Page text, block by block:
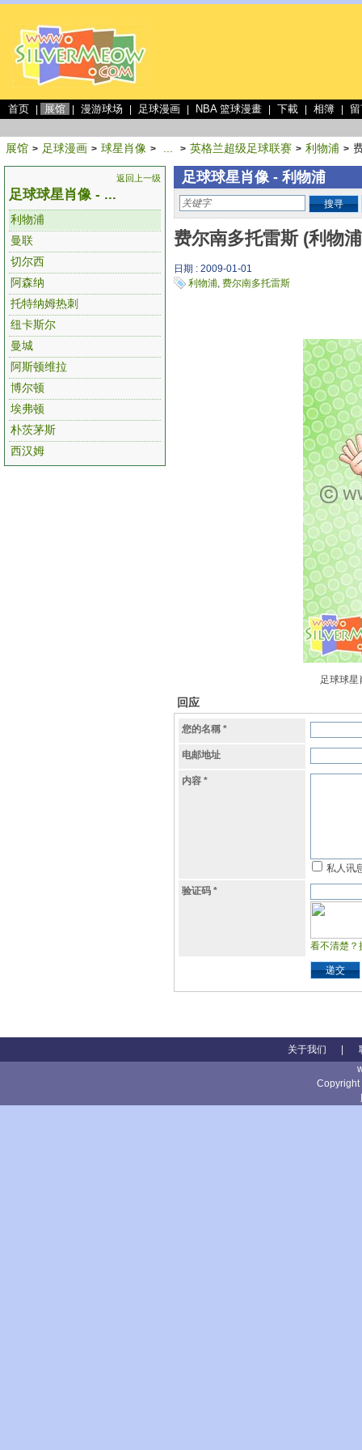
首页 展馆 漫游球场 足球漫画 NBA 篮球漫畫 下載 相簿
展馆 > 足球漫画 > 球星肖像 > > 英格兰超级足球联赛 > 利物浦 >
返回上一级
足球球星肖像 - ...
利物浦
曼联
切尔西
阿森纳
托特纳姆热刺
纽卡斯尔
曼城
阿斯顿维拉
博尔顿
埃弗顿
朴茨茅斯
西汉姆
足球球星肖像 - 利物浦
搜寻
费尔南多托雷斯 (利物
日期 : 2009-01-01
利物浦, 费尔南多托雷斯
足球球星
回应
您的名稱 *
电邮地址
内容 *
私人讯
验证码 *
看不清楚？
递交
关于我们